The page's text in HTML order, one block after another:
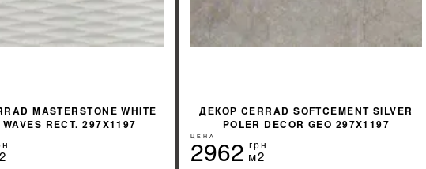
MASTERSTONE WHITE
WAVES RECT. 297X1197
ДЕКОР CERRAD SOFTCEMENT SILVER
POLER DECOR GEO 297X1197
ЦЕНА
2962 грн
м2